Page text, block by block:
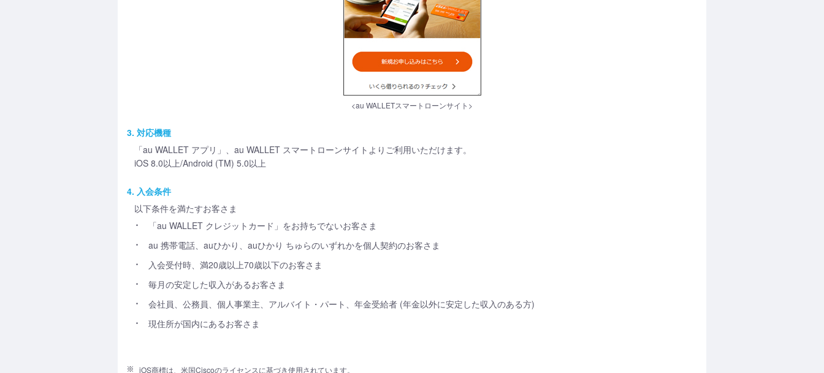
<au WALLETスマートローンサイト>
3. 対応機種
「au WALLET アプリ」、au WALLET スマートローンサイトよりご利用いただけます。
iOS 8.0以上/Android (TM) 5.0以上
4. 入会条件
以下条件を満たすお客さま
「au WALLET クレジットカード」をお持ちでないお客さま
au 携帯電話、auひかり、auひかり ちゅらのいずれかを個人契約のお客さま
入会受付時、満20歳以上70歳以下のお客さま
毎月の安定した収入があるお客さま
会社員、公務員、個人事業主、アルバイト・パート、年金受給者 (年金以外に安定した収入のある方)
現住所が国内にあるお客さま
iOS商標は、米国Ciscoのライセンスに基づき使用されています。